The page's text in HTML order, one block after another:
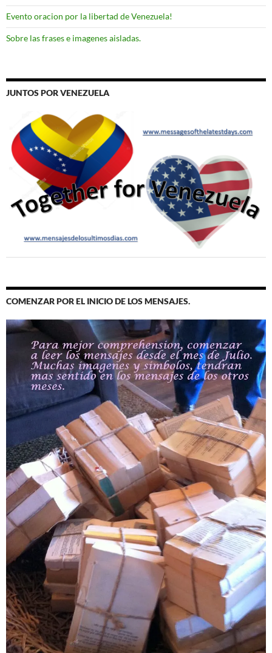
Evento oracion por la libertad de Venezuela!
Sobre las frases e imagenes aisladas.
JUNTOS POR VENEZUELA
COMENZAR POR EL INICIO DE LOS MENSAJES.